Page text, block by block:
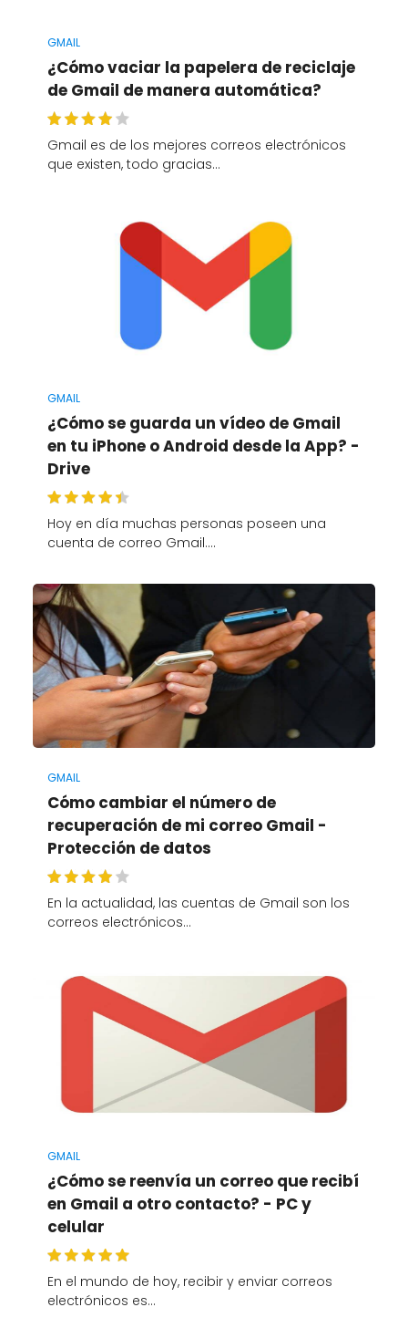
GMAIL
¿Cómo vaciar la papelera de reciclaje
de Gmail de manera automática?
Gmail es de los mejores correos electrónicos
que existen, todo gracias…
GMAIL
¿Cómo se guarda un vídeo de Gmail
en tu iPhone o Android desde la App? -
Drive
Hoy en día muchas personas poseen una
cuenta de correo Gmail.…
GMAIL
Cómo cambiar el número de
recuperación de mi correo Gmail -
Protección de datos
En la actualidad, las cuentas de Gmail son los
correos electrónicos…
GMAIL
¿Cómo se reenvía un correo que recibí
en Gmail a otro contacto? - PC y
celular
En el mundo de hoy, recibir y enviar correos
electrónicos es…